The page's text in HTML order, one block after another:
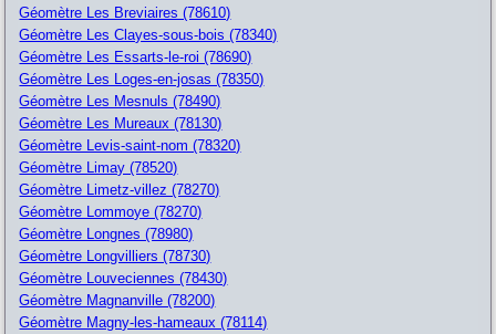
Géomètre Les Breviaires (78610)
Géomètre Les Clayes-sous-bois (78340)
Géomètre Les Essarts-le-roi (78690)
Géomètre Les Loges-en-josas (78350)
Géomètre Les Mesnuls (78490)
Géomètre Les Mureaux (78130)
Géomètre Levis-saint-nom (78320)
Géomètre Limay (78520)
Géomètre Limetz-villez (78270)
Géomètre Lommoye (78270)
Géomètre Longnes (78980)
Géomètre Longvilliers (78730)
Géomètre Louveciennes (78430)
Géomètre Magnanville (78200)
Géomètre Magny-les-hameaux (78114)